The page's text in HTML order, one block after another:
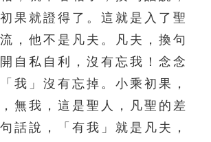
果就證得了。這就是入了聖
，他不是凡夫。凡夫，換句
自私自利，沒有忘我！念念
我」沒有忘掉。小乘初果，
無我，這是聖人，凡聖的差
話說，「有我」就是凡夫，